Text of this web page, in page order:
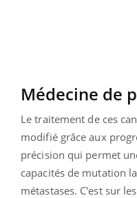
Médecine de
Le traitement de ces
modifié grâce aux
précision qui permet
capacités de mutation
métastases. C'est sur